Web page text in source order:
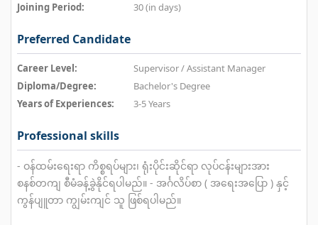
Joining Period:
30 (in days)
Preferred Candidate
Career Level:
Supervisor / Assistant Manager
Diploma/Degree:
Bachelor's Degree
Years of Experiences:
3-5 Years
Professional skills
- ဝန်ထမ်းရေးရာ ကိစ္စရပ်များ၊ ရုံးပိုင်းဆိုင်ရာ လုပ်ငန်းများအား
စနစ်တကျ စီမံခန့်ခွဲနိုင်ရပါမည်။ - အင်္ဂလိပ်စာ ( အရေးအပြော ) နှင့်
ကွန်ပျူတာ ကျွမ်းကျင် သူ ဖြစ်ရပါမည်။